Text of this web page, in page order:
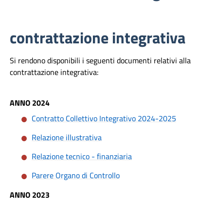
contrattazione integrativa
Si rendono disponibili i seguenti documenti relativi alla
contrattazione integrativa:
ANNO 2024
Contratto Collettivo Integrativo 2024-2025
Relazione illustrativa
Relazione tecnico - finanziaria
Parere Organo di Controllo
ANNO 2023